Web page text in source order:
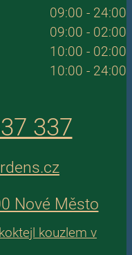
09:00 - 24:00
09:00 - 02:00
10:00 - 02:00
10:00 - 24:00
337
Nové Město
kouzlem v